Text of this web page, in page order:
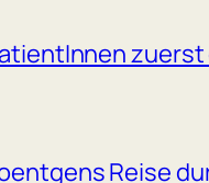
zuerst
Reise